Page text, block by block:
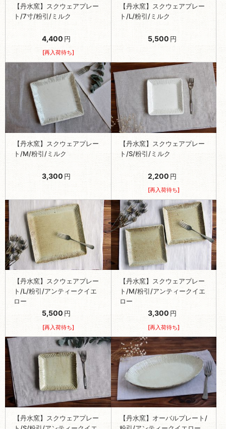
【丹水窯】スクウェアプレー
ト/7寸/粉引/ミルク
4,400 円
[再入荷待ち]
【丹水窯】スクウェアプレー
ト/L/粉引/ミルク
5,500 円
【丹水窯】スクウェアプレー
ト/M/粉引/ミルク
3,300 円
【丹水窯】スクウェアプレー
ト/S/粉引/ミルク
2,200 円
[再入荷待ち]
【丹水窯】スクウェアプレー
ト/L/粉引/アンティークイエ
ロー
5,500 円
[再入荷待ち]
【丹水窯】スクウェアプレー
ト/M/粉引/アンティークイエ
ロー
3,300 円
[再入荷待ち]
【丹水窯】スクウェアプレー
【丹水窯】オーバルプレート/